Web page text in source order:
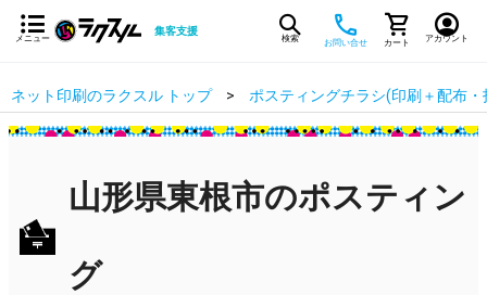
メニュー
集客支援
検索 お問い合せ カート アカウント
ネット印刷のラクスル トップ ポスティングチラシ(印刷＋配布・
山形県東根市のポスティン
グ